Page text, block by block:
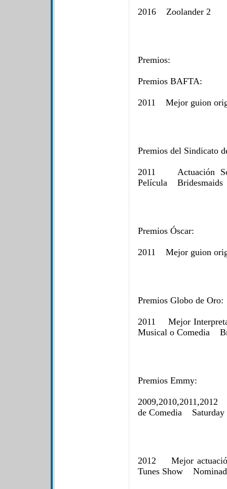
2016 Zoolander 2
Premios:
Premios BAFTA:
2011 Mejor guion
Premios del Sindicato
2011 Actuación
Película
Premios Óscar:
2011 Mejor guion
Premios Globo de Oro:
2011 Mejor
Musical o Comedia
Premios Emmy:
2009,2010,2011,2012
de Comedia
2012 Mejor
Tunes Show